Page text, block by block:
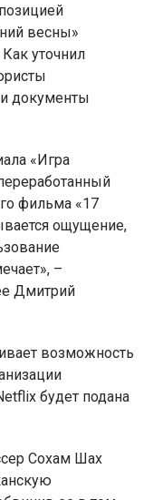
весны»
уточнил
документы
«Игра
фильма «17
ощущение,
–
Дмитрий
возможность
будет подана
Сохам Шах